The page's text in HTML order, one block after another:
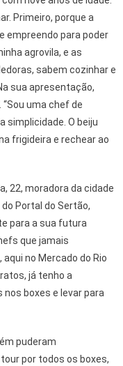
Primeiro, porque a
empreendo para poder
agrovila, e as
sabem cozinhar e
sua apresentação,
“Sou uma chef de
simplicidade. O beiju
frigideira e rechear ao
22, moradora da cidade
Portal do Sertão,
para a sua futura
que jamais
no Mercado do Rio
já tenho a
boxes e levar para
puderam
por todos os boxes,